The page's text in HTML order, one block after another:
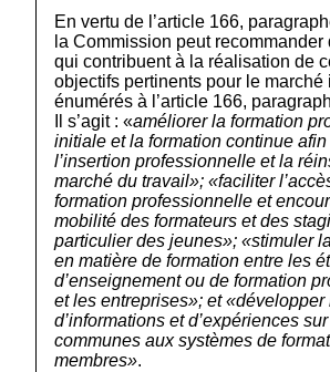
En vertu de l’article 166,
la Commission peut recommander
qui contribuent à la réalisation de
objectifs pertinents pour le marché
énumérés à l’article 166,
Il s’agit : «améliorer la formation
initiale et la formation continue
l’insertion professionnelle et la
marché du travail»; «faciliter
formation professionnelle et
mobilité des formateurs et des
particulier des jeunes»; «stimuler
en matière de formation entre les
d’enseignement ou de formation
et les entreprises»; et «développer
d’informations et d’expériences
communes aux systèmes de
membres».